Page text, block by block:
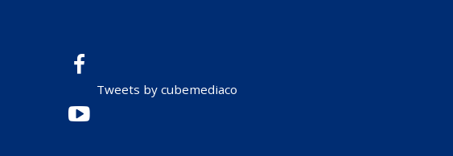
Tweets by cubemediaco